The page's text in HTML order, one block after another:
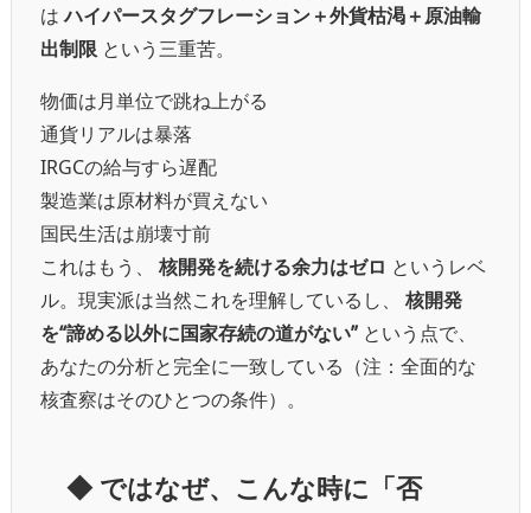
はハイパースタグフレーション＋外貨枯渇＋原油輸
出制限 という三重苦。
物価は月単位で跳ね上がる
通貨リアルは暴落
IRGCの給与すら遅配
製造業は原材料が買えない
国民生活は崩壊寸前
これはもう、 核開発を続ける余力はゼロ というレベ
ル。 現実派は当然これを理解しているし、 核開発
を“諦める以外に国家存続の道がない” という点で、
あなたの分析と完全に一致している（注：全面的な
核査察はそのひとつの条件）。
◆ではなぜ、こんな時に「否